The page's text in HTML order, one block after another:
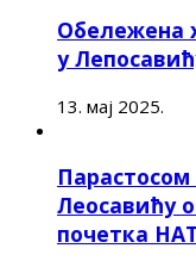
Обележена
у
13. мај 2025.
Леосавићу
почетка